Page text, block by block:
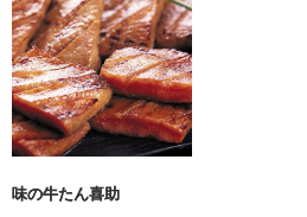
味の牛たん喜助